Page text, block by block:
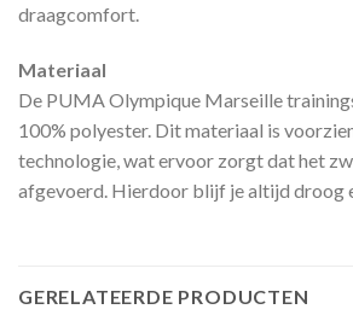
draagcomfort.
Materiaal
De PUMA Olympique Marseille
100% polyester. Dit materiaal is
technologie, wat ervoor zorgt dat het
afgevoerd. Hierdoor blijf je altijd droog
GERELATEERDE PRODUCTEN